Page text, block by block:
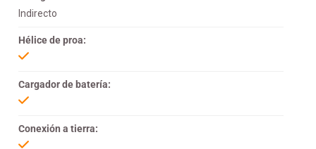
Indirecto
Hélice de proa:
Cargador de batería:
Conexión a tierra: